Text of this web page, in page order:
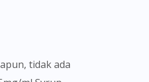
tidak ada